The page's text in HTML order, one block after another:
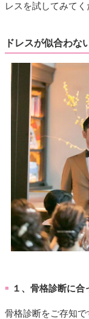
レスを試してみてく
ドレスが似合わな
■ １、骨格診断に
骨格診断をご存知で